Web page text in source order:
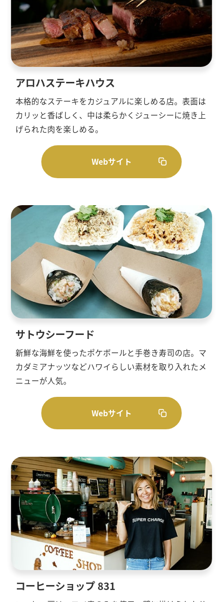
アロハステーキハウス
本格的なステーキをカジュアルに楽しめる店。表面は
カリッと香ばしく、中は柔らかくジューシーに焼き上
げられた肉を楽しめる。
Webサイト
サトウシーフード
新鮮な海鮮を使ったポケボールと手巻き寿司の店。マ
カダミアナッツなどハワイらしい素材を取り入れたメ
ニューが人気。
Webサイト
コーヒーショップ 831